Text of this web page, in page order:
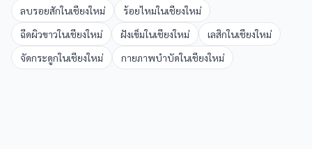
ลบรอยสักในเชียงใหม่ ร้อยไหมในเชียงใหม่
ฉีดผิวขาวในเชียงใหม่ ฝังเข็มในเชียงใหม่ เลสิกในเชียงใหม่
จัดกระดูกในเชียงใหม่ กายภาพบำบัดในเชียงใหม่